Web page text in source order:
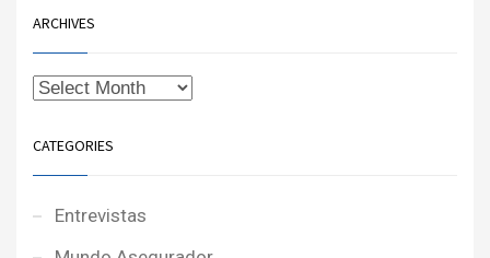
ARCHIVES
CATEGORIES
Entrevistas